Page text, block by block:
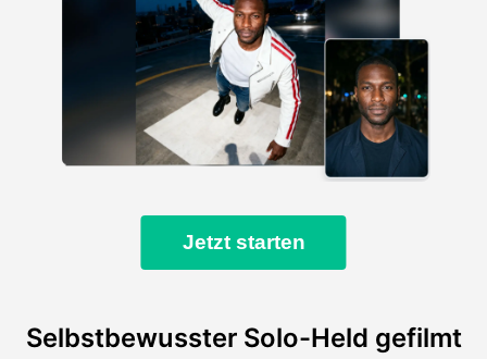
Jetzt starten
Selbstbewusster Solo-Held gefilmt